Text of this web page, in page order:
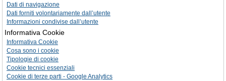
Dati di navigazione
Dati forniti volontariamente dall’utente
Informazioni condivise dall’utente
Informativa Cookie
Informativa Cookie
Cosa sono i cookie
Tipologie di cookie
Cookie tecnici essenziali
Cookie di terze parti - Google Analytics